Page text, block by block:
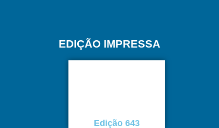
EDIÇÃO IMPRESSA
Edição 643